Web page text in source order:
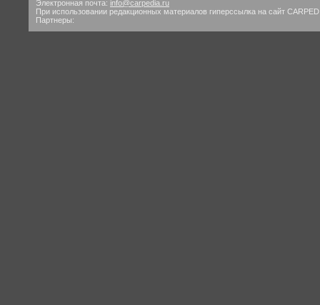
Электронная почта: info@carpedia.ru
При использовании редакционных материалов гиперссылка на сайт
Партнеры: